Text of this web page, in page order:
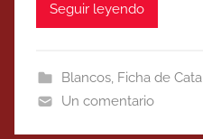
Seguir leyendo
Blancos, Ficha de Cata
Un comentario